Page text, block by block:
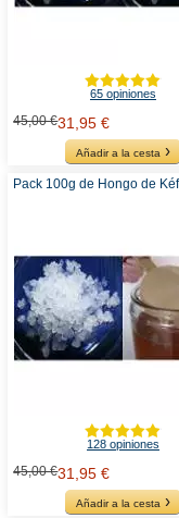
65 opiniones
45,00 €31,95 €
Añadir a la cesta
128 opiniones
45,00 €31,95 €
Añadir a la cesta